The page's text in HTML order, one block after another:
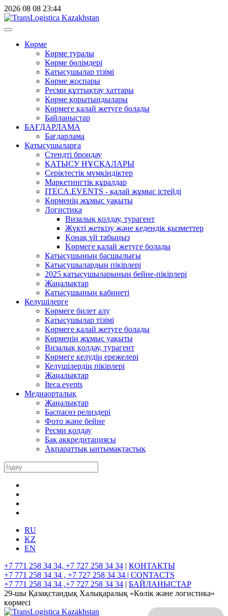
2026 08 08 23:44
Көрме
Көрме туралы
Көрме бөлімдері
Қатысушылар тізімі
Көрме жоспары
Ресми құттықтау хаттары
Көрме қорытындылары
Көрмеге қалай жетуге болады
Байланыстар
БАҒДАРЛАМА
Бағдарлама
Қатысушыларға
Стендті брондау
ҚАТЫСУ НҰСҚАЛАРЫ
Серіктестік мүмкіндіктер
Маркетингтік құралдар
ITECA.EVENTS - қалай жұмыс істейді
Көрменің жұмыс уақыты
Логистика
Визалық қолдау, турагент
Жүкті жеткізу және кедендік қызметтер
Қонақ үй табыңыз
Kөрмеге қалай жетуге болады
Қатысушының басшылығы
Қатысушылардың пікірлері
2025 қатысушыларының бейне-пікірлері
Жаңалықтар
Қатысушының кабинеті
Келушілерге
Көрмеге билет алу
Қатысушылар тізімі
Көрмеге қалай жетуге болады
Көрменің жұмыс уақыты
Визалық қолдау, турагент
Көрмеге келудің ережелері
Келушілердің пікірлері
Жаңалықтар
Iteca.events
Медиаорталық
Жаңалықтар
Баспасөз релиздері
Фото және бейне
Ресми қолдау
Бақ аккредитациясы
Ақпараттық ынтымақтастық
RU
KZ
EN
+7 771 258 34 34, +7 727 258 34 34 | КОНТАКТЫ
+7 771 258 34 34 , +7 727 258 34 34 | CONTACTS
+7 771 258 34 34 ,+7 727 258 34 34 | БАЙЛАНЫСТАР
29-шы Қазақстандық Халықаралық «Көлік және логистика»
көрмесі